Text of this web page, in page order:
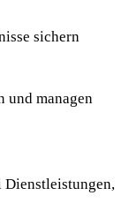
sichern
und managen
Dienstleistungen,